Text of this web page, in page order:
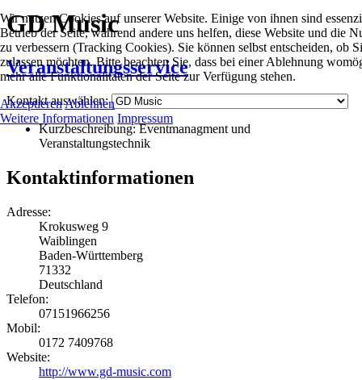
GD Music
Veranstaltungsservice
Kontakt auswählen:
Kurzbeschreibung:Eventmanagment und
Veranstaltungstechnik
Kontaktinformationen
Adresse:
Krokusweg 9
Waiblingen
Baden-Württemberg
71332
Deutschland
Telefon:
07151966256
Mobil:
0172 7409768
Website:
http://www.gd-music.com
Wir nutzen Cookies auf unserer Website. Einige von ihnen sind
Betrieb der Seite, während andere uns helfen, diese Website und die
zu verbessern (Tracking Cookies). Sie können selbst entscheiden, ob
zulassen möchten. Bitte beachten Sie, dass bei einer Ablehnung
mehr alle Funktionalitäten der Seite zur Verfügung stehen.
AkzeptierenAblehnen
Weitere Informationen Impressum